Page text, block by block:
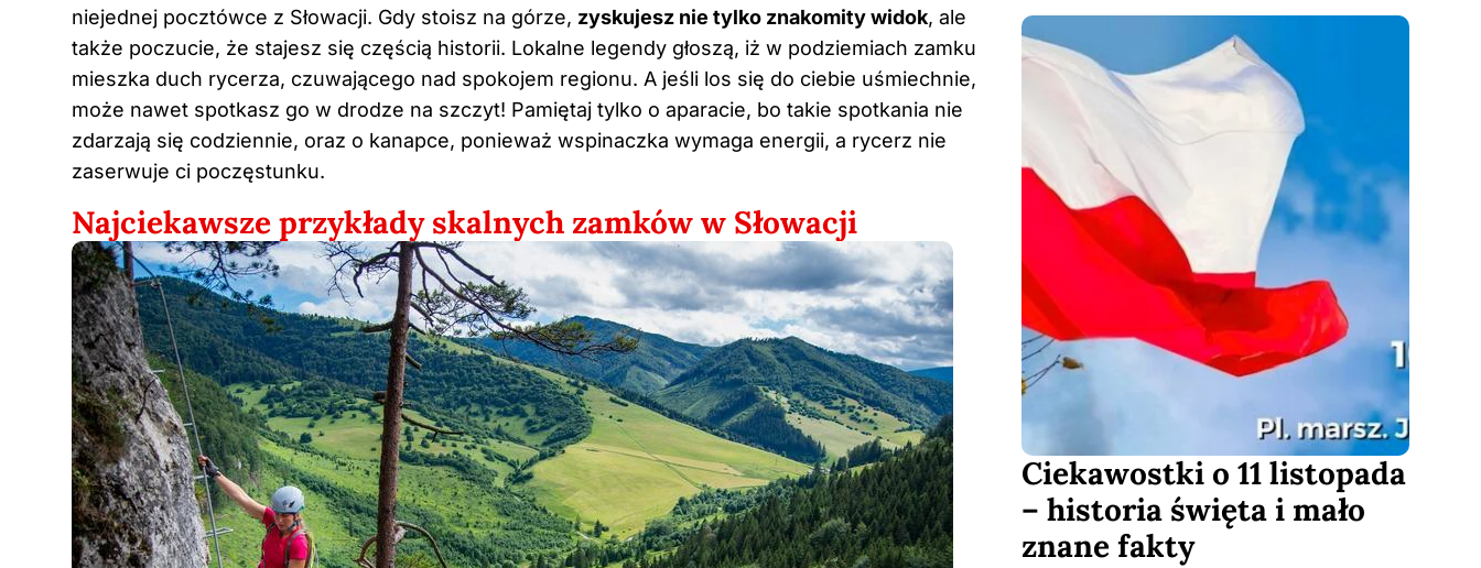
niejednej pocztówce z Słowacji. Gdy stoisz na górze, zyskujesz nie tylko znakomity widok, ale
także poczucie, że stajesz się częścią historii. Lokalne legendy głoszą, iż w podziemiach zamku
mieszka duch rycerza, czuwającego nad spokojem regionu. A jeśli los się do ciebie uśmiechnie,
może nawet spotkasz go w drodze na szczyt! Pamiętaj tylko o aparacie, bo takie spotkania nie
zdarzają się codziennie, oraz o kanapce, ponieważ wspinaczka wymaga energii, a rycerz nie
zaserwuje ci poczęstunku.
Najciekawsze przykłady skalnych zamków w Słowacji
Ciekawostki o 11 listopada
– historia święta i mało
znane fakty